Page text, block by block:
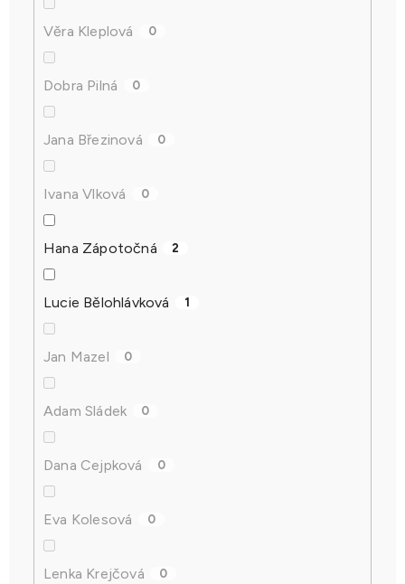
Věra Kleplová 0
Dobra Pilná 0
Jana Březinová 0
Ivana Vlková 0
Hana Zápotočná 2
Lucie Bělohlávková 1
Jan Mazel 0
Adam Sládek 0
Dana Cejpková 0
Eva Kolesová 0
Lenka Krejčová 0